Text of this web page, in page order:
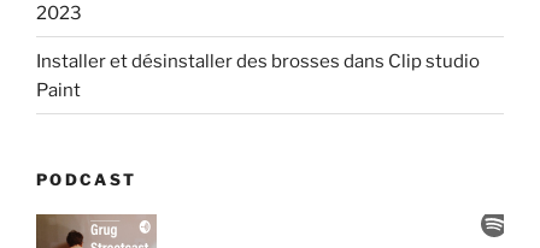
2023
Installer et désinstaller des brosses dans Clip studio
Paint
PODCAST